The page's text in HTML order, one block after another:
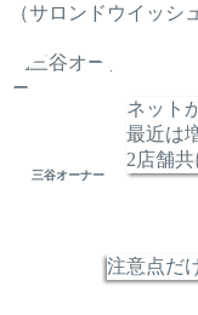
（サロンドウイッシ
三谷オーナー
ネット
最近は
2店舗共
注意点だ